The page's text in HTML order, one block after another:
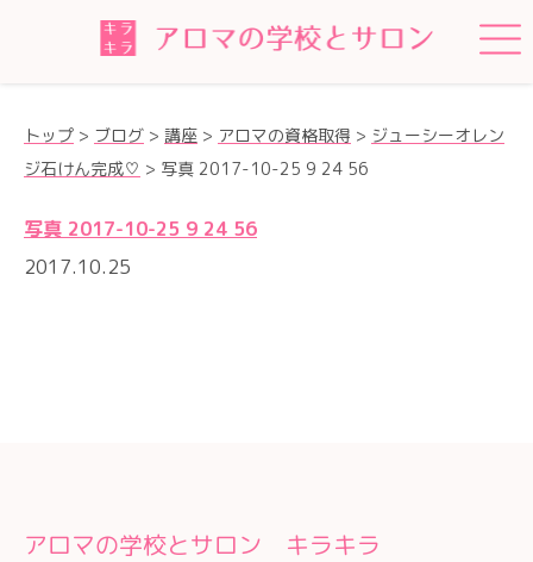
トップ > ブログ > 講座 > アロマの資格取得 > ジューシーオレン
ジ石けん完成♡ > 写真 2017-10-25 9 24 56
写真 2017-10-25 9 24 56
2017.10.25
アロマの学校とサロン キラキラ